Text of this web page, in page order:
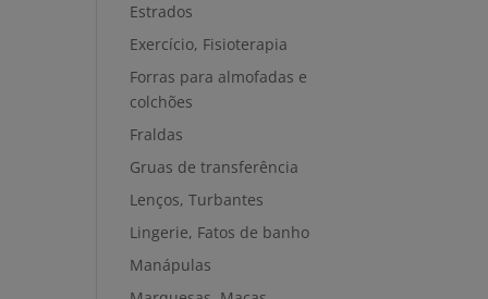
Estrados
Exercício, Fisioterapia
Forras para almofadas e
colchões
Fraldas
Gruas de transferência
Lenços, Turbantes
Lingerie, Fatos de banho
Manápulas